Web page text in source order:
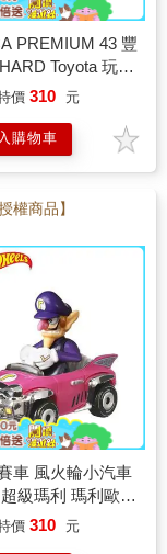
PREMIUM 43 豐
Toyota 玩具
汽車
價 310 元
購物車
權商品】
車 風火輪小汽車
級瑪利 瑪利歐兄
吉 碧姬公主 Hot
價 310 元